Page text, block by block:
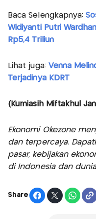
Baca Selengkapnya:
Widiyanti Putri
Rp5,4 Triliun
Lihat juga: Venna
Terjadinya KDRT
(Kurniasih Miftakhul
Ekonomi Okezone
dan terpercaya.
pasar, kebijakan
di Indonesia dan
Share